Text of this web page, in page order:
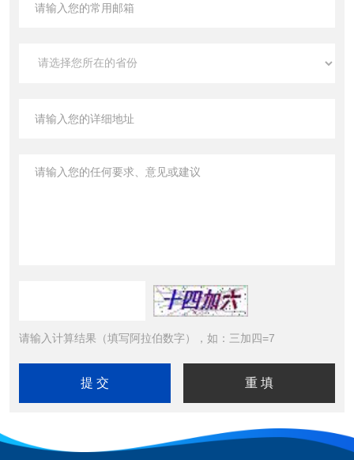
请输入计算结果（填写阿拉伯数字），如：三加四=7